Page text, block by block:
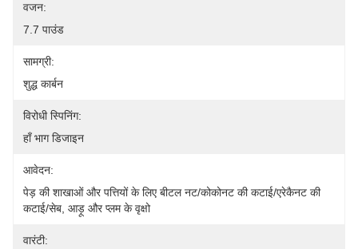
वजन:
7.7 पाउंड
सामग्री:
शुद्ध कार्बन
विरोधी स्पिनिंग:
हाँ भाग डिजाइन
आवेदन:
पेड़ की शाखाओं और पत्तियों के लिए बीटल नट/कोकोनट की कटाई/एरेकैनट की
कटाई/सेब, आड़ू और प्लम के वृक्षो
वारंटी: